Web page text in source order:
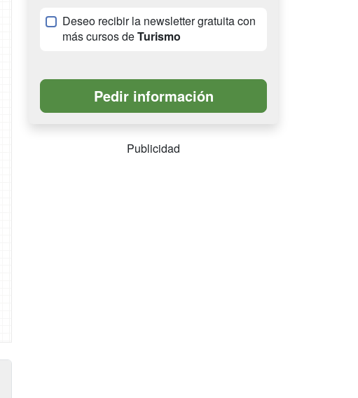
Deseo recibir la newsletter gratuita con
más cursos deTurismo
Publicidad